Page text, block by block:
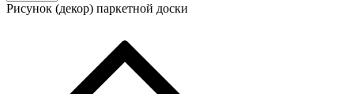
Рисунок (декор) паркетной доски